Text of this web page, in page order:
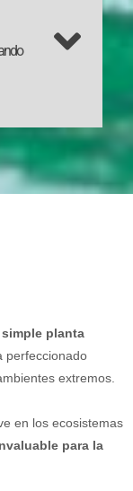
planta
perfeccionado
extremos.
en los ecosistemas
para la